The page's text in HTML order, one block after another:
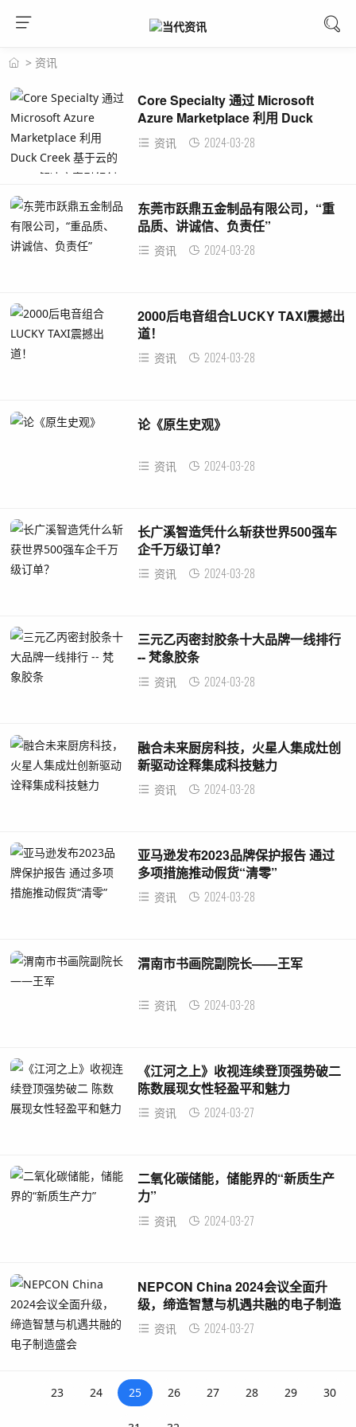
> 资讯
Core Specialty 通过 Microsoft
Azure Marketplace 利用 Duck
Creek 基于云的 SaaS 解决方案引领
创新之路
资讯 2024-03-28
东莞市跃鼎五金制品有限公司，“重
品质、讲诚信、负责任”
资讯 2024-03-28
2000后电音组合LUCKY TAXI震撼出
道！
资讯 2024-03-28
论《原生史观》
资讯 2024-03-28
长广溪智造凭什么斩获世界500强车
企千万级订单？
资讯 2024-03-28
三元乙丙密封胶条十大品牌一线排行
-- 梵象胶条
资讯 2024-03-28
融合未来厨房科技，火星人集成灶创
新驱动诠释集成科技魅力
资讯 2024-03-28
亚马逊发布2023品牌保护报告 通过
多项措施推动假货“清零”
资讯 2024-03-28
渭南市书画院副院长——王军
资讯 2024-03-28
《江河之上》收视连续登顶强势破二
陈数展现女性轻盈平和魅力
资讯 2024-03-27
二氧化碳储能，储能界的“新质生产
力”
资讯 2024-03-27
NEPCON China 2024会议全面升
级，缔造智慧与机遇共融的电子制造
盛会资讯 2024-03-27
23 24 25 26 27 28 29 30